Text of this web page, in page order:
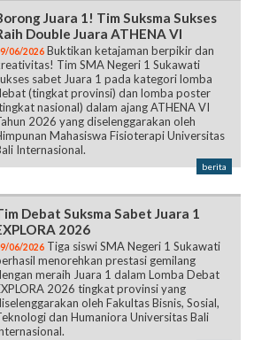
Juara 1! Tim Suksma Sukses
Double Juara ATHENA VI
06/2026 Buktikan ketajaman berpikir dan
Tim SMA Negeri 1 Sukawati
sabet Juara 1 pada kategori lomba
(tingkat provinsi) dan lomba poster
nasional) dalam ajang ATHENA VI
2026 yang diselenggarakan oleh
Mahasiswa Fisioterapi Universitas
Internasional.
berita
Debat Suksma Sabet Juara 1
2026
06/2026 Tiga siswi SMA Negeri 1 Sukawati
menorehkan prestasi gemilang
meraih Juara 1 dalam Lomba Debat
2026 tingkat provinsi yang
oleh Fakultas Bisnis, Sosial,
dan Humaniora Universitas Bali